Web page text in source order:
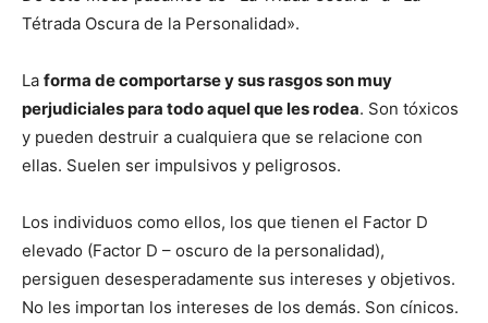
Tétrada Oscura de la Personalidad».
La forma de comportarse y sus rasgos son muy
perjudiciales para todo aquel que les rodea. Son tóxicos
y pueden destruir a cualquiera que se relacione con
ellas. Suelen ser impulsivos y peligrosos.
Los individuos como ellos, los que tienen el Factor D
elevado (Factor D – oscuro de la personalidad),
persiguen desesperadamente sus intereses y objetivos.
No les importan los intereses de los demás. Son cínicos.